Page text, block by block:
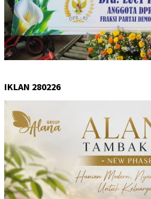
IKLAN 280226